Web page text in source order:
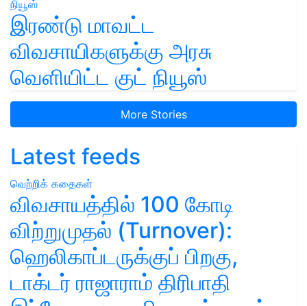
இரண்டு மாவட்ட
விவசாயிகளுக்கு அரசு
வெளியிட்ட குட் நியூஸ்
More Stories
Latest feeds
வெற்றிக் கதைகள்
விவசாயத்தில் 100 கோடி
விற்றுமுதல் (Turnover):
ஹெலிகாப்டருக்குப் பிறகு,
டாக்டர் ராஜாராம் திரிபாதி